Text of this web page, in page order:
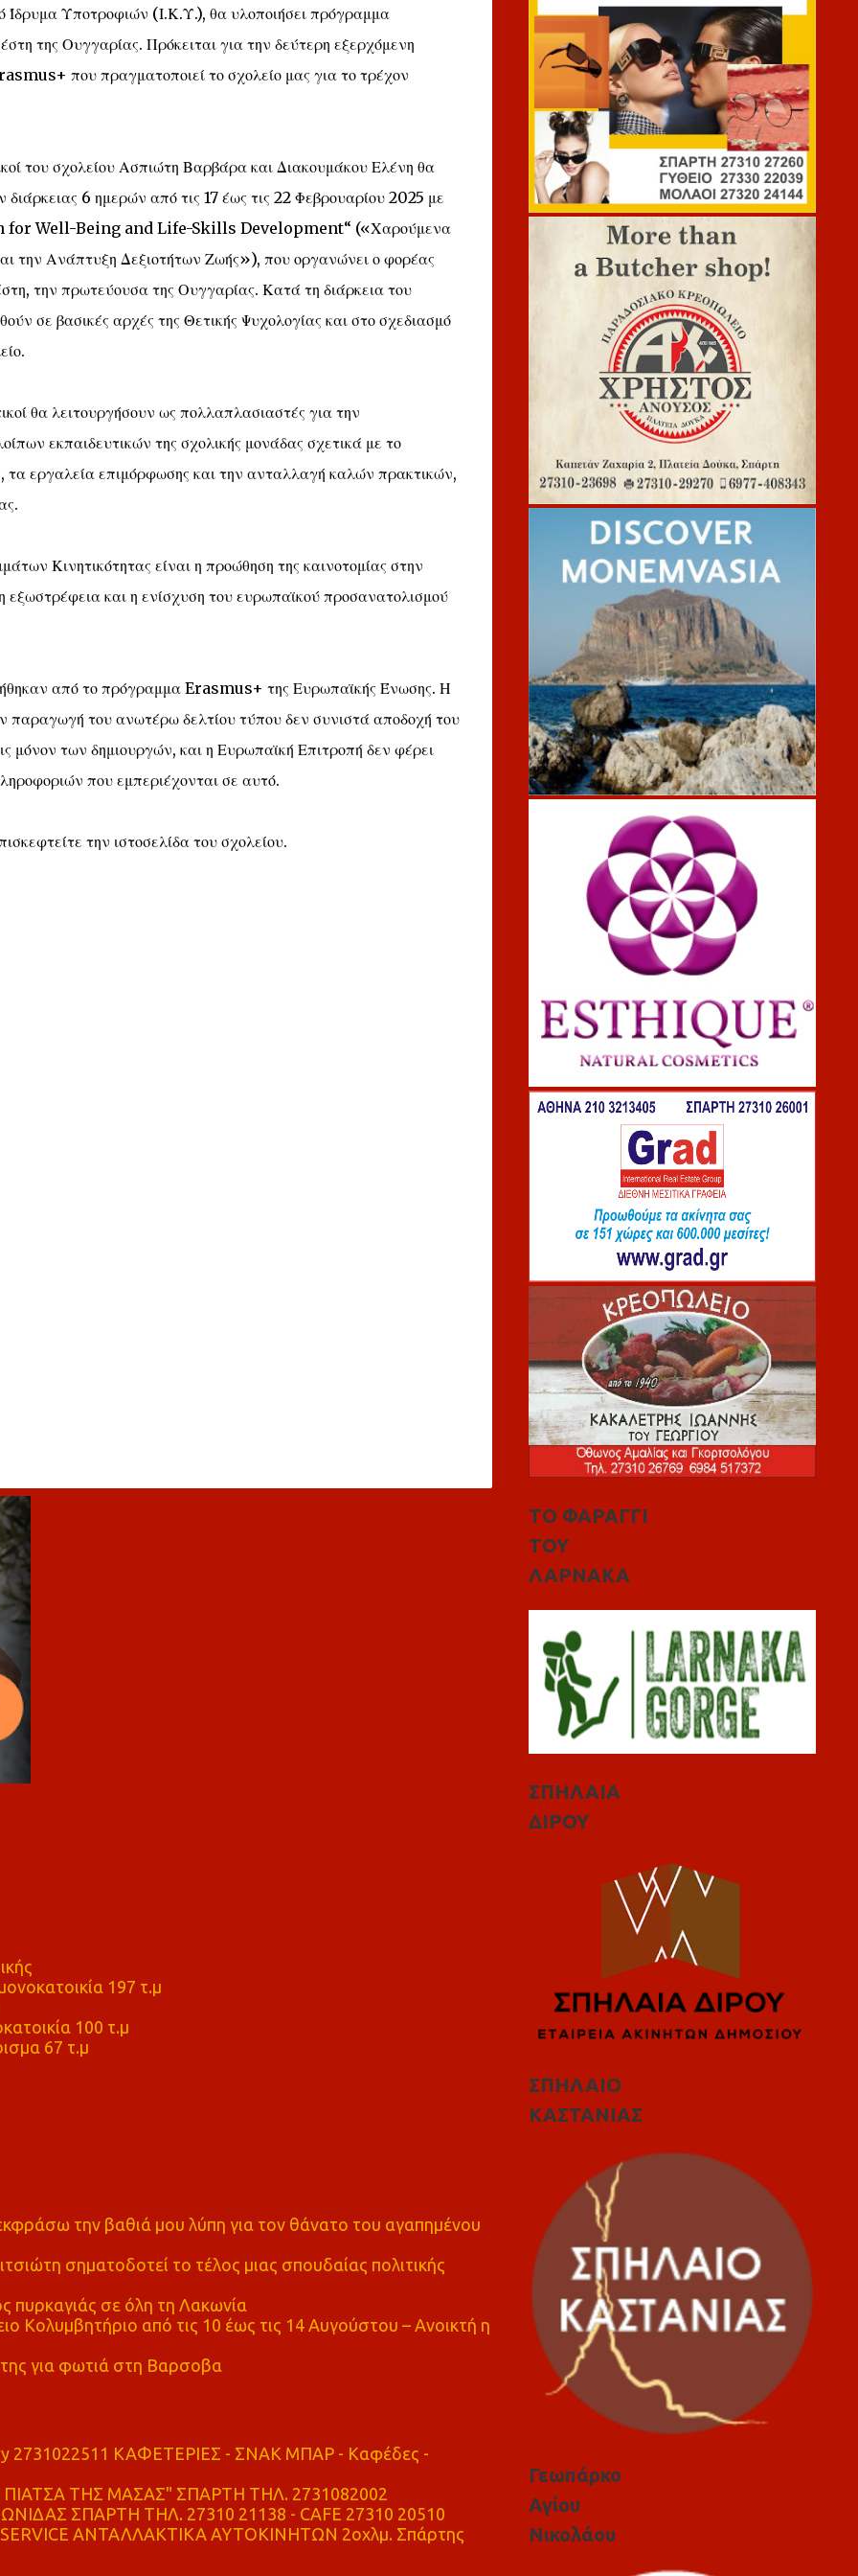
Ίδρυμα Υποτροφιών (Ι.Κ.Υ.), θα υλοποιήσει πρόγραμμα
της Ουγγαρίας. Πρόκειται για την δεύτερη εξερχόμενη
που πραγματοποιεί το σχολείο μας για το τρέχον
του σχολείου Ασπιώτη Βαρβάρα και Διακουμάκου Ελένη θα
6 ημερών από τις 17 έως τις 22 Φεβρουαρίου 2025 με
for Well-Being and Life-Skills Development“ («Χαρούμενα
την Ανάπτυξη Δεξιοτήτων Ζωής»), που οργανώνει ο φορέας
την πρωτεύουσα της Ουγγαρίας. Κατά τη διάρκεια του
σε βασικές αρχές της Θετικής Ψυχολογίας και στο σχεδιασμό
θα λειτουργήσουν ως πολλαπλασιαστές για την
εκπαιδευτικών της σχολικής μονάδας σχετικά με το
τα εργαλεία επιμόρφωσης και την ανταλλαγή καλών πρακτικών,
Κινητικότητας είναι η προώθηση της καινοτομίας στην
και η ενίσχυση του ευρωπαϊκού προσανατολισμού
από το πρόγραμμα Erasmus+ της Ευρωπαϊκής Ένωσης. Η
παραγωγή του ανωτέρω δελτίου τύπου δεν συνιστά αποδοχή του
μόνον των δημιουργών, και η Ευρωπαϊκή Επιτροπή δεν φέρει
που εμπεριέχονται σε αυτό.
την ιστοσελίδα του σχολείου.
197 τ.μ
100 τ.μ
67 τ.μ
την βαθιά μου λύπη για τον θάνατο του αγαπημένου
σηματοδοτεί το τέλος μιας σπουδαίας πολιτικής
πυρκαγιάς σε όλη τη Λακωνία
Κολυμβητήριο από τις 10 έως τις 14 Αυγούστου – Ανοικτή η
για φωτιά στη Βαρσοβα
2731022511 ΚΑΦΕΤΕΡΙΕΣ - ΣΝΑΚ ΜΠΑΡ - Καφέδες -
ΤΗΣ ΜΑΣΑΣ" ΣΠΑΡΤΗ ΤΗΛ. 2731082002
ΣΠΑΡΤΗ ΤΗΛ. 27310 21138 - CAFE 27310 20510
ΑΝΤΑΛΛΑΚΤΙΚΑ ΑΥΤΟΚΙΝΗΤΩΝ 2οχλμ. Σπάρτης
ΤΟ ΦΑΡΑΓΓΙ
ΤΟΥ
ΛΑΡΝΑΚΑ
ΣΠΗΛΑΙΑ
ΔΙΡΟΥ
ΣΠΗΛΑΙΟ
ΚΑΣΤΑΝΙΑΣ
Γεωπάρκο
Αγίου
Νικολάου